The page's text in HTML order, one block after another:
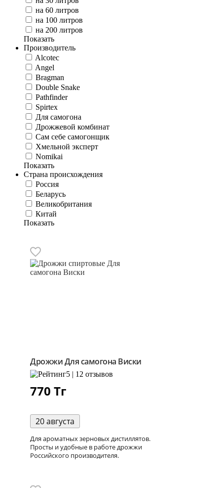
на 60 литров
на 100 литров
на 200 литров
Показать
Производитель
Alcotec
Angel
Bragman
Double Snake
Pathfinder
Spirtex
Для самогона
Дрожжевой комбинат
Сам себе самогонщик
Хмельной эксперт
Nomikai
Показать
Страна происхождения
Россия
Беларусь
Великобритания
Китай
Показать
Дрожжи Для самогона Виски
5 | 12 отзывов
770 Тг
20 августа
Для ароматных зерновых дистиллятов.
Просты и удобные в работе дрожжи
Российского производителя.